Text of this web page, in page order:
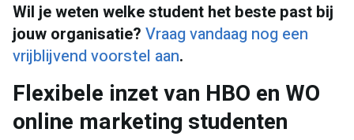
Wil je weten welke student het beste past bij
jouw organisatie? Vraag vandaag nog een
vrijblijvend voorstel aan.
Flexibele inzet van HBO en WO
online marketing studenten